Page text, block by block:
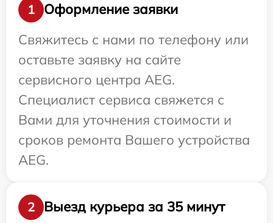
1
Оформление заявки
Свяжитесь с нами по телефону или
оставьте заявку на сайте
сервисного центра AEG.
Специалист сервиса свяжется с
Вами для уточнения стоимости и
сроков ремонта Вашего устройства
AEG.
2 Выезд курьера за 35 минут